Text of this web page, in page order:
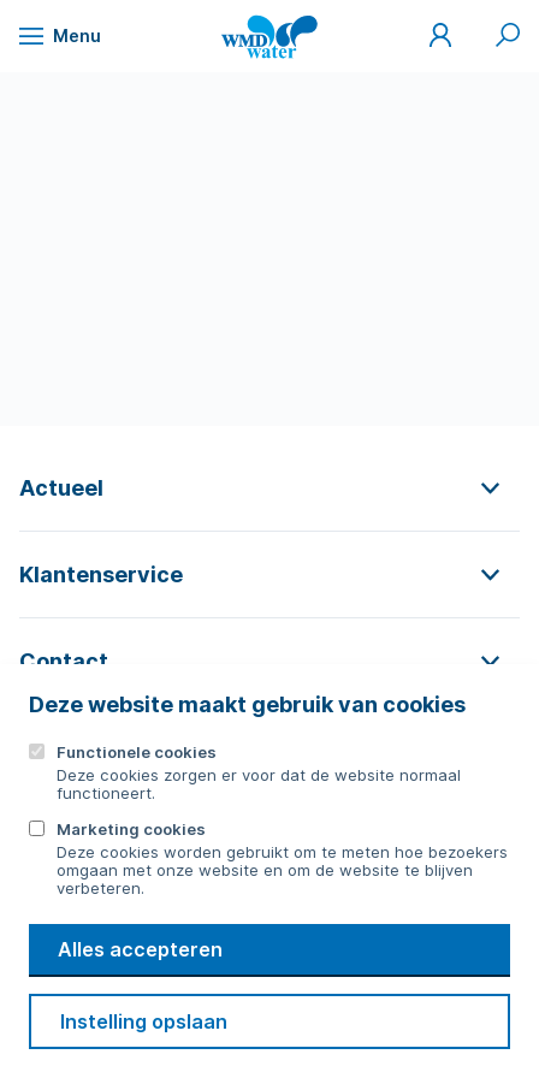
Naar
Deze website maakt gebruik van cookies
Functionele cookies
Deze cookies zorgen er voor dat de website normaal
functioneert.
Marketing cookies
Deze cookies worden gebruikt om te meten hoe bezoekers
omgaan met onze website en om de website te blijven
verbeteren.
Alles accepteren
Instelling opslaan
Menu
WMD
Drinkwater
Mijn
WMD
Zoek
Actueel
Klantenservice
Contact
Contact
Bericht sturen
WMD
Drinkwater
Cookie voorkeuren
Privacy Disclaimer